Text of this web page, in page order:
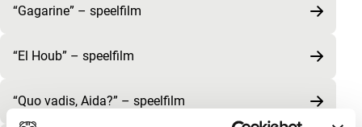
“Gagarine” – speelfilm
“El Houb” – speelfilm
“Quo vadis, Aida?” – speelfilm